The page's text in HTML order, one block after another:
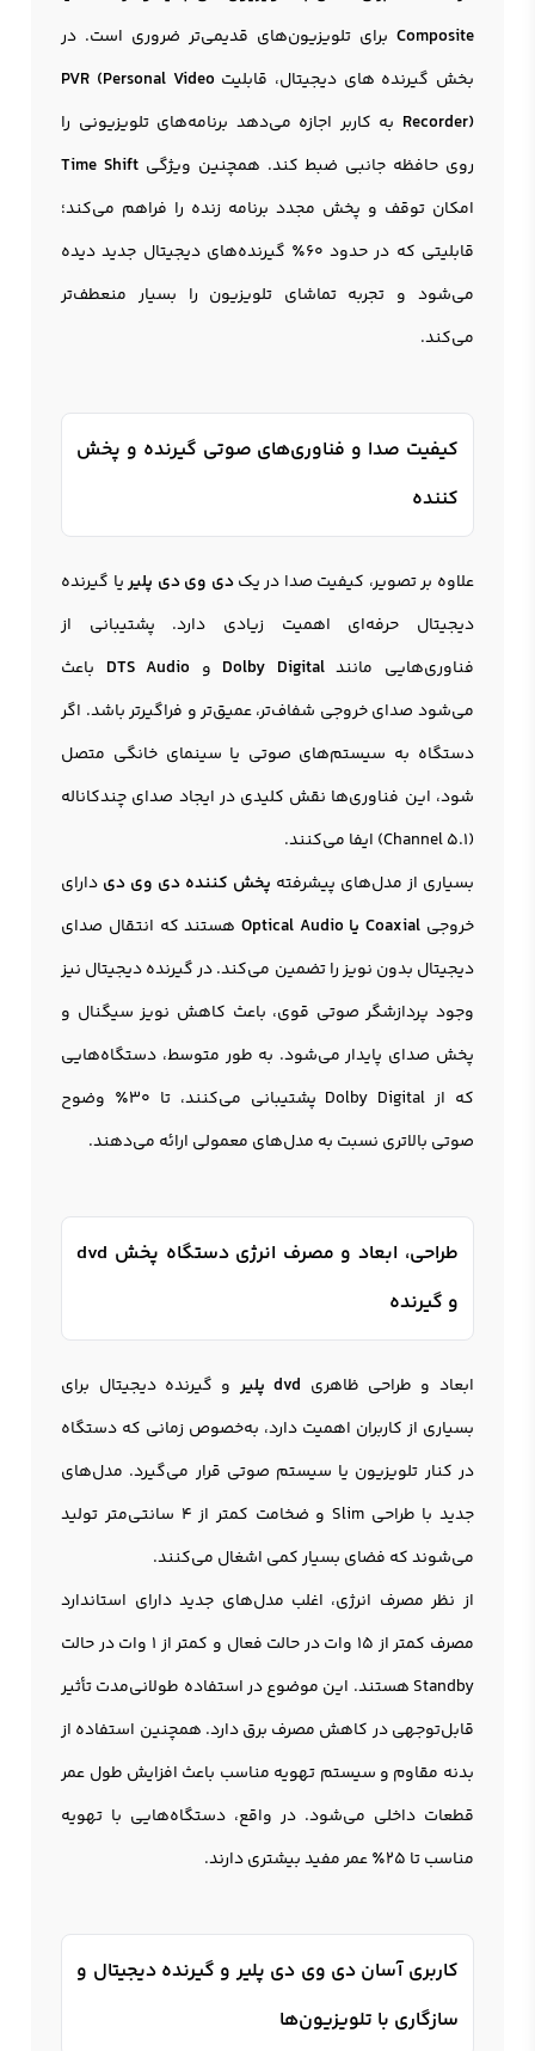
Composite برای تلویزیون‌های قدیمی‌تر ضروری است. در
بخش گیرنده های دیجیتال، قابلیت PVR (Personal Video
Recorder) به کاربر اجازه می‌دهد برنامه‌های تلویزیونی را
روی حافظه جانبی ضبط کند. همچنین ویژگی Time Shift
امکان توقف و پخش مجدد برنامه زنده را فراهم می‌کند؛
قابلیتی که در حدود 60٪ گیرنده‌های دیجیتال جدید دیده
می‌شود و تجربه تماشای تلویزیون را بسیار منعطف‌تر
می‌کند.
کیفیت صدا و فناوری‌های صوتی گیرنده و پخش
کننده
علاوه بر تصویر، کیفیت صدا در یکدی وی دی پلیریا گیرنده
دیجیتال حرفه‌ای اهمیت زیادی دارد. پشتیبانی از
فناوری‌هایی مانندDolby Digital و DTS Audio باعث
می‌شود صدای خروجی شفاف‌تر، عمیق‌تر و فراگیرتر باشد. اگر
دستگاه به سیستم‌های صوتی یا سینمای خانگی متصل
شود، این فناوری‌ها نقش کلیدی در ایجاد صدای چندکاناله
(5.1 Channel) ایفا می‌کنند.
بسیاری از مدل‌های پیشرفته پخش کننده دی وی دی دارای
خروجی Coaxial یا Optical Audio
هستند که انتقال صدای
دیجیتال بدون نویز را تضمین می‌کند. در گيرنده ديجیتال نیز
وجود پردازشگر صوتی قوی، باعث کاهش نویز سیگنال و
پخش صدای پایدار می‌شود. به طور متوسط، دستگاه‌هایی
که از Dolby Digital پشتیبانی می‌کنند، تا 30٪ وضوح
صوتی بالاتری نسبت به مدل‌های معمولی ارائه می‌دهند.
طراحی، ابعاد و مصرف انرژی دستگاه پخش dvd
و گیرنده
ابعاد و طراحی ظاهری dvd پلیر
و گیرنده دیجیتال برای
بسیاری از کاربران اهمیت دارد، به‌خصوص زمانی که دستگاه
در کنار تلویزیون یا سیستم صوتی قرار می‌گیرد. مدل‌های
جدید با طراحی Slim و ضخامت کمتر از 4 سانتی‌متر تولید
می‌شوند که فضای بسیار کمی اشغال می‌کنند.
از نظر مصرف انرژی، اغلب مدل‌های جدید دارای استاندارد
مصرف کمتر از 15 وات در حالت فعال و کمتر از 1 وات در حالت
Standby هستند. این موضوع در استفاده طولانی‌مدت تأثیر
قابل‌توجهی در کاهش مصرف برق دارد. همچنین استفاده از
بدنه مقاوم و سیستم تهویه مناسب باعث افزایش طول عمر
قطعات داخلی می‌شود. در واقع، دستگاه‌هایی با تهویه
مناسب تا 25٪ عمر مفید بیشتری دارند.
کاربری آسان دی وی دی پلیر و گیرنده دیجیتال و
سازگاری با تلویزیون‌ها